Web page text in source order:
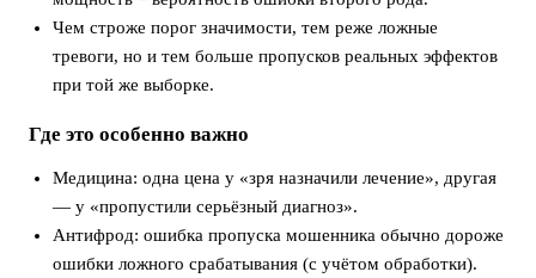
Чем строже порог значимости, тем реже ложные
тревоги, но и тем больше пропусков реальных эффектов
при той же выборке.
Где это особенно важно
Медицина: одна цена у «зря назначили лечение», другая
— у «пропустили серьёзный диагноз».
Антифрод: ошибка пропуска мошенника обычно дороже
ошибки ложного срабатывания (с учётом обработки).